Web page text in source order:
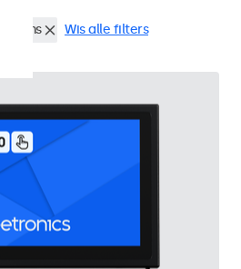
Wis alle filters